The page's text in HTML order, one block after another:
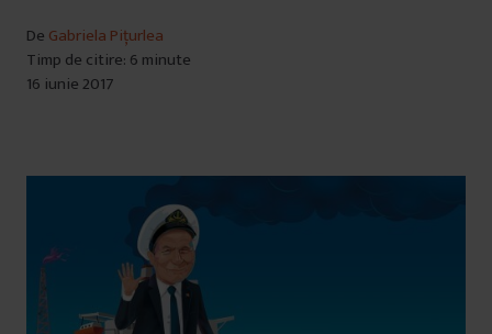
De Gabriela Pițurlea
Timp de citire: 6 minute
16 iunie 2017